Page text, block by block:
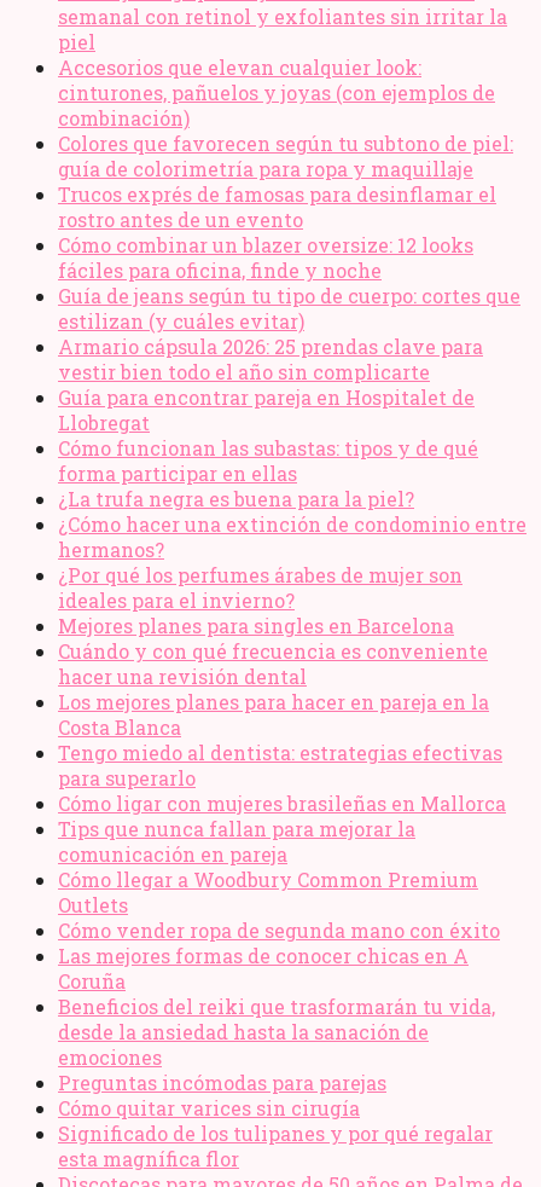
semanal con retinol y exfoliantes sin irritar la
piel
Accesorios que elevan cualquier look:
cinturones, pañuelos y joyas (con ejemplos de
combinación)
Colores que favorecen según tu subtono de piel:
guía de colorimetría para ropa y maquillaje
Trucos exprés de famosas para desinflamar el
rostro antes de un evento
Cómo combinar un blazer oversize: 12 looks
fáciles para oficina, finde y noche
Guía de jeans según tu tipo de cuerpo: cortes que
estilizan (y cuáles evitar)
Armario cápsula 2026: 25 prendas clave para
vestir bien todo el año sin complicarte
Guía para encontrar pareja en Hospitalet de
Llobregat
Cómo funcionan las subastas: tipos y de qué
forma participar en ellas
¿La trufa negra es buena para la piel?
¿Cómo hacer una extinción de condominio entre
hermanos?
¿Por qué los perfumes árabes de mujer son
ideales para el invierno?
Mejores planes para singles en Barcelona
Cuándo y con qué frecuencia es conveniente
hacer una revisión dental
Los mejores planes para hacer en pareja en la
Costa Blanca
Tengo miedo al dentista: estrategias efectivas
para superarlo
Cómo ligar con mujeres brasileñas en Mallorca
Tips que nunca fallan para mejorar la
comunicación en pareja
Cómo llegar a Woodbury Common Premium
Outlets
Cómo vender ropa de segunda mano​ con éxito
Las mejores formas de conocer chicas en A
Coruña
Beneficios del reiki que trasformarán tu vida,
desde la ansiedad hasta la sanación de
emociones
Preguntas incómodas para parejas
Cómo quitar varices sin cirugía
Significado de los tulipanes y por qué regalar
esta magnífica flor